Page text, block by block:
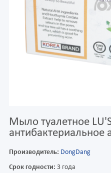
Мыло туалетное
антибактериальное
Производитель: DongDang
Срок годности: 3 года